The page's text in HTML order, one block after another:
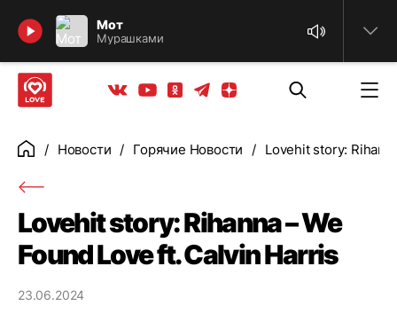
Мот
Мурашками
Найти
Вконтакте
YoutubeОдноклассники
ТелеграмЯндекс дзен
ГлавнаяНовости Горячие Новости Lovehit story:
Lovehit story: Rihanna – We
Found Love ft. Calvin Harris
23.06.2024